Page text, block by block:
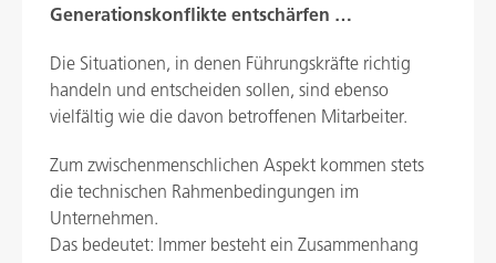
Generationskonflikte entschärfen …
Die Situationen, in denen Führungskräfte richtig
handeln und entscheiden sollen, sind ebenso
vielfältig wie die davon betroffenen Mitarbeiter.
Zum zwischenmenschlichen Aspekt kommen stets
die technischen Rahmenbedingungen im
Unternehmen.
Das bedeutet: Immer besteht ein Zusammenhang